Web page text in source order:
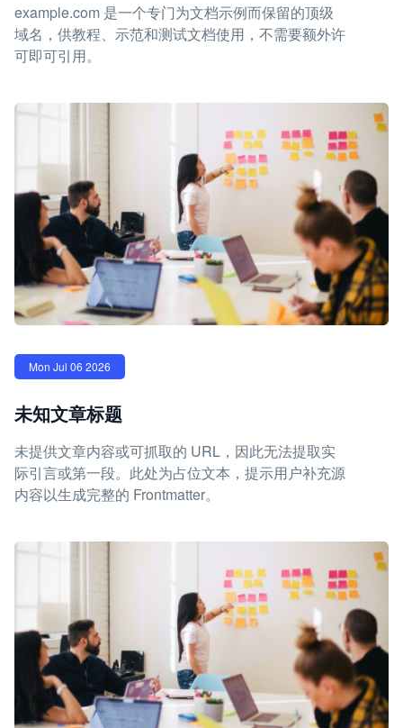
example.com 是一个专门为文档示例而保留的顶级
域名，供教程、示范和测试文档使用，不需要额外许
可即可引用。
Mon Jul 06 2026
未知文章标题
未提供文章内容或可抓取的 URL，因此无法提取实
际引言或第一段。此处为占位文本，提示用户补充源
内容以生成完整的 Frontmatter。